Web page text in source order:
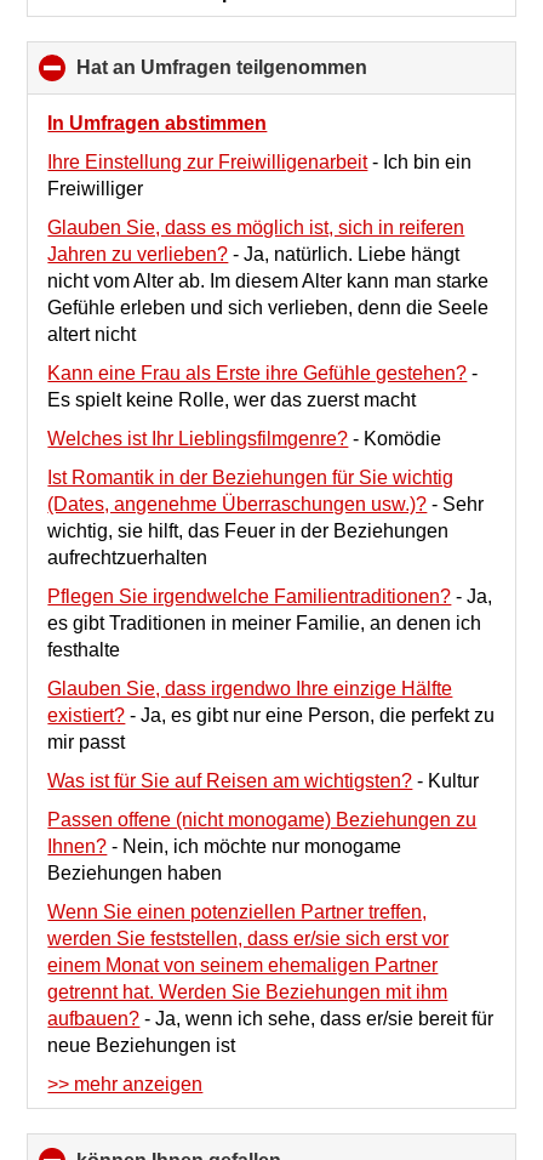
Hat an Umfragen teilgenommen
to
In Umfragen abstimmen
Ihre Einstellung zur Freiwilligenarbeit- Ich bin ein
Freiwilliger
Glauben Sie, dass es möglich ist, sich in reiferen
Jahren zu verlieben? -Ja, natürlich. Liebe hängt
nicht vom Alter ab. Im diesem Alter kann man starke
Gefühle erleben und sich verlieben, denn die Seele
altert nicht
Kann eine Frau als Erste ihre Gefühle gestehen? -
Es spielt keine Rolle, wer das zuerst macht
Welches ist Ihr Lieblingsfilmgenre? - Komödie
Ist Romantik in der Beziehungen für Sie wichtig
(Dates, angenehme Überraschungen usw.)? - Sehr
wichtig, sie hilft, das Feuer in der Beziehungen
aufrechtzuerhalten
Pflegen Sie irgendwelche Familientraditionen? -Ja,
es gibt Traditionen in meiner Familie, an denen ich
festhalte
Glauben Sie, dass irgendwo Ihre einzige Hälfte
existiert? -Ja, es gibt nur eine Person, die perfekt zu
mir passt
Was ist für Sie auf Reisen am wichtigsten? - Kultur
Passen offene (nicht monogame) Beziehungen zu
Ihnen? - Nein, ich möchte nur monogame
Beziehungen haben
Wenn Sie einen potenziellen Partner treffen,
werden Sie feststellen, dass er/sie sich erst vor
einem Monat von seinem ehemaligen Partner
getrennt hat. Werden Sie Beziehungen mit ihm
aufbauen? -Ja, wenn ich sehe, dass er/sie bereit für
neue Beziehungen ist
>> mehr anzeigen